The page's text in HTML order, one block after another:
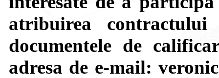
atribuirea
documentele de
adresa de e-mail: